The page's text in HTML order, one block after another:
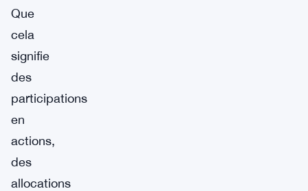
Que
cela
signifie
des
participations
en
actions,
des
allocations